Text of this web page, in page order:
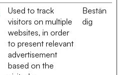
Used to track
visitors on multiple
websites, in order
to present relevant
advertisement
based on the
Bestän
dig